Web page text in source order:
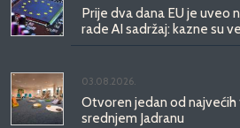
Prije dva dana EU je uveo
rade AI sadržaj: kazne su
03.08.2026.
Otvoren jedan od
srednjem Jadranu